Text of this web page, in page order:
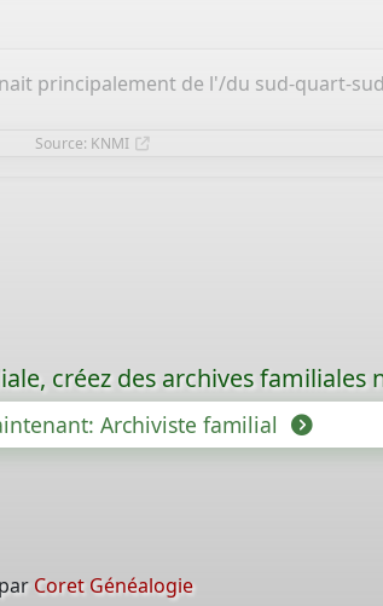
principalement de l'/du sud-quart-
Source: KNMI
créez des archives familiales
Archiviste familial
Coret Généalogie